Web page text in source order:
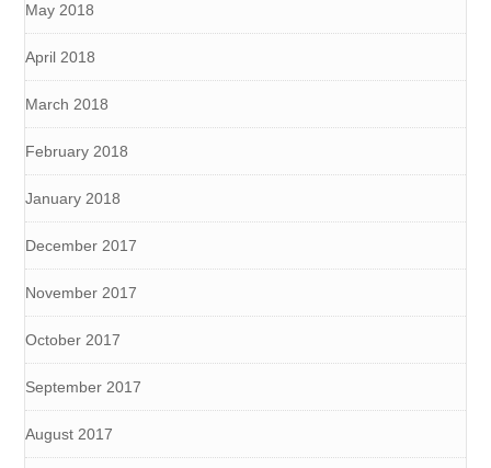
May 2018
April 2018
March 2018
February 2018
January 2018
December 2017
November 2017
October 2017
September 2017
August 2017